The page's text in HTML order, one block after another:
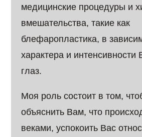
медицинские процедуры и
вмешательства, такие как
блефаропластика, в
характера и интенсивности
глаз.
Моя роль состоит в том,
объяснить Вам, что
веками, успокоить Вас